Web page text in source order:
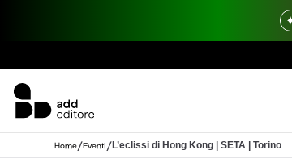
Home/Eventi/L’eclissi di Hong Kong | SETA | Torino